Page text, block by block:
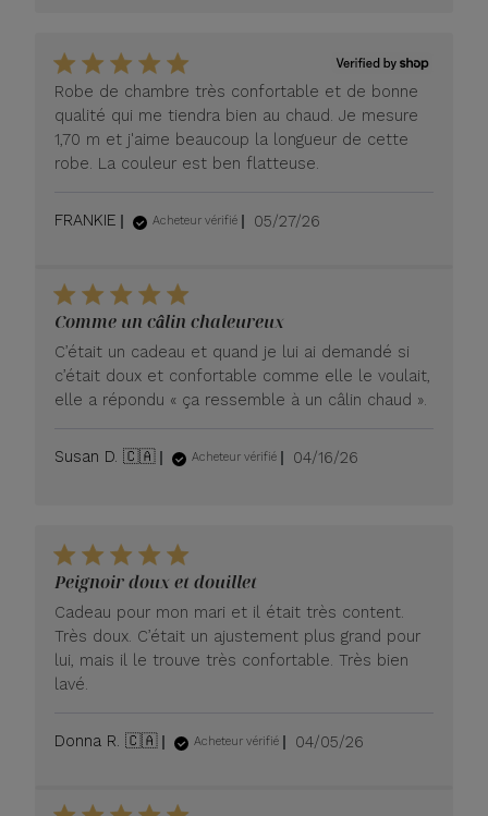
Robe de chambre très confortable et de bonne
qualité qui me tiendra bien au chaud. Je mesure
1,70 m et j'aime beaucoup la longueur de cette
robe. La couleur est ben flatteuse.
FRANKIE Acheteur vérifié
Date
05/27/26
Comme un câlin chaleureux
C’était un cadeau et quand je lui ai demandé si
c’était doux et confortable comme elle le voulait,
elle a répondu « ça ressemble à un câlin chaud ».
Susan D. 🇨🇦 Acheteur vérifié
Date
04/16/26
Peignoir doux et douillet
Cadeau pour mon mari et il était très content.
Très doux. C’était un ajustement plus grand pour
lui, mais il le trouve très confortable. Très bien
lavé.
Donna R. 🇨🇦 Acheteur vérifié
Date
04/05/26